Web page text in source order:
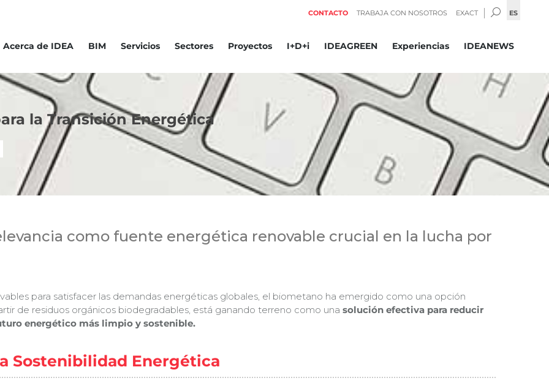
CONTACTO TRABAJA CON NOSOTROS EXACT BUSCAR:
ES
Acerca de IDEA BIM Servicios Sectores Proyectos I+D+i IDEAGREEN Experiencias IDEANEWS
la Transición Energética
como fuente energética renovable crucial en la lucha por
para satisfacer las demandas energéticas globales, el biometano ha emergido como una opción
de residuos orgánicos biodegradables, está ganando terreno como una solución efectiva para reducir
energético más limpio y sostenible.
Sostenibilidad Energética